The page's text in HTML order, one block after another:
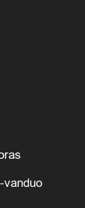
vanduo